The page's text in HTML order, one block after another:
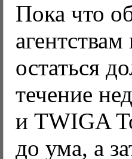
Пока что
остаться
течение
и TWIGA
до ума, а